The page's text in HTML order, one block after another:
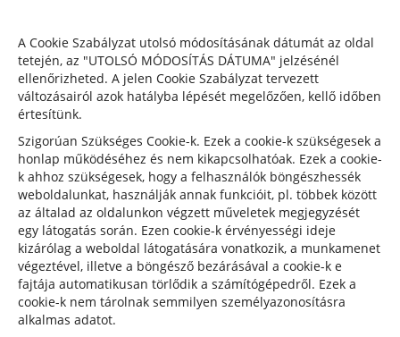
A Cookie Szabályzat utolsó módosításának dátumát az oldal
tetején, az "UTOLSÓ MÓDOSÍTÁS DÁTUMA" jelzésénél
ellenőrizheted. A jelen Cookie Szabályzat tervezett
változásairól azok hatályba lépését megelőzően, kellő időben
értesítünk.
Szigorúan Szükséges Cookie-k. Ezek a cookie-k szükségesek a
honlap működéséhez és nem kikapcsolhatóak. Ezek a cookie-
k ahhoz szükségesek, hogy a felhasználók böngészhessék
weboldalunkat, használják annak funkcióit, pl. többek között
az általad az oldalunkon végzett műveletek megjegyzését
egy látogatás során. Ezen cookie-k érvényességi ideje
kizárólag a weboldal látogatására vonatkozik, a munkamenet
végeztével, illetve a böngésző bezárásával a cookie-k e
fajtája automatikusan törlődik a számítógépedről. Ezek a
cookie-k nem tárolnak semmilyen személyazonosításra
alkalmas adatot.